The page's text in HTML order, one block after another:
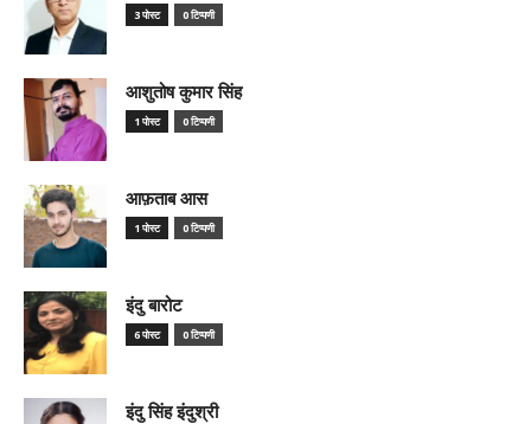
3 पोस्ट 0 टिप्पणी
आशुतोष कुमार सिंह
1 पोस्ट 0 टिप्पणी
आफ़ताब आस
1 पोस्ट 0 टिप्पणी
इंदु बारोट
6 पोस्ट 0 टिप्पणी
इंदु सिंह इंदुश्री